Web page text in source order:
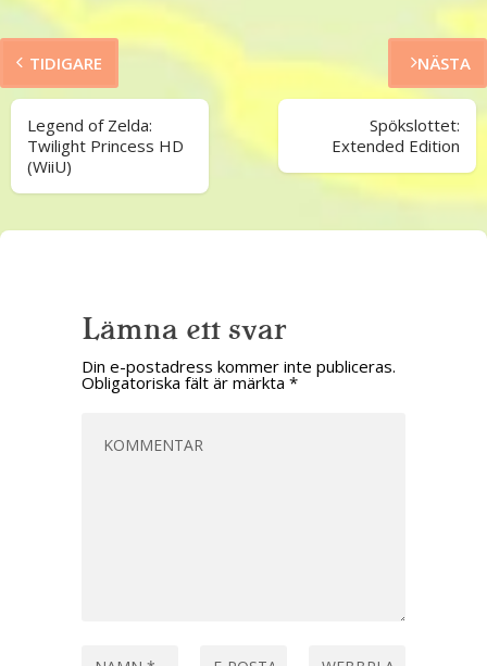
TIDIGARE
Legend of Zelda:
Twilight Princess HD
(WiiU)
NÄSTA
Spökslottet:
Extended Edition
Lämna ett svar
Din e-postadress kommer inte publiceras.
Obligatoriska fält är märkta *